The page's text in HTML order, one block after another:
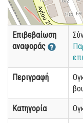
Επιβεβαίωση
αναφοράς
Περιγραφή
Κατηγορία